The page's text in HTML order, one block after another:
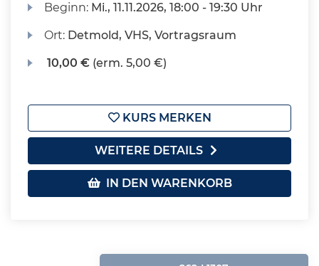
Beginn: Mi., 11.11.2026, 18:00 - 19:30 Uhr
Ort: Detmold, VHS, Vortragsraum
10,00 € (erm. 5,00 €)
KURS MERKEN
WEITERE DETAILS
IN DEN WARENKORB